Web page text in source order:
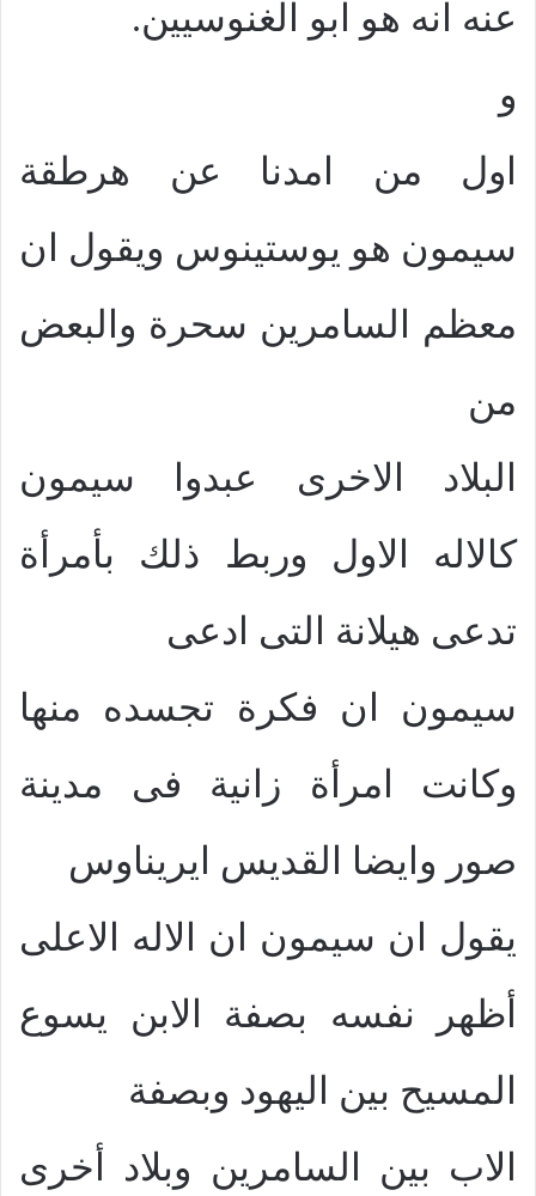
عنه انه هو ابو الغنوسيين.
و
اول من امدنا عن هرطقة
سيمون هو يوستينوس ويقول ان
معظم السامرين سحرة والبعض
من
البلاد الاخرى عبدوا سيمون
كالاله الاول وربط ذلك بأمرأة
تدعى هيلانة التى ادعى
سيمون ان فكرة تجسده منها
وكانت امرأة زانية فى مدينة
صور وايضا القديس ايريناوس
يقول ان سيمون ان الاله الاعلى
أظهر نفسه بصفة الابن يسوع
المسيح بين اليهود وبصفة
الاب بين السامرين وبلاد أخرى